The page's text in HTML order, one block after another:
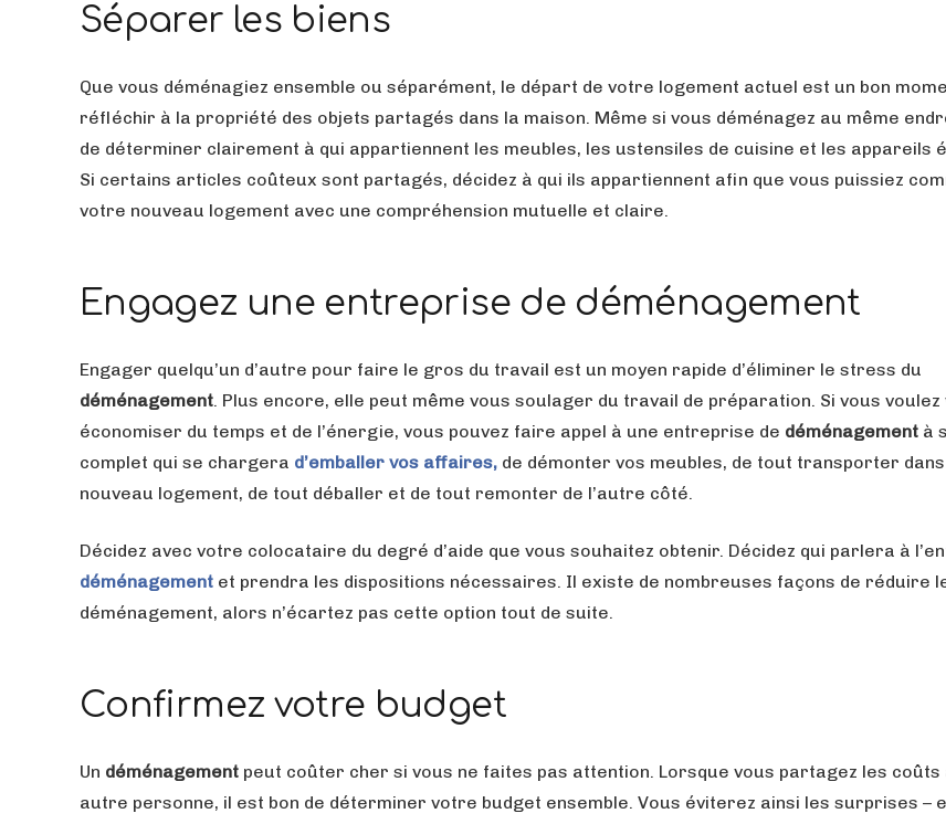
Séparer les biens
Que vous déménagiez ensemble ou séparément, le départ de votre logement actuel est un bon
réfléchir à la propriété des objets partagés dans la maison. Même si vous déménagez au même
de déterminer clairement à qui appartiennent les meubles, les ustensiles de cuisine et les appareils
Si certains articles coûteux sont partagés, décidez à qui ils appartiennent afin que vous puissiez
votre nouveau logement avec une compréhension mutuelle et claire.
Engagez une entreprise de déménagement
Engager quelqu’un d’autre pour faire le gros du travail est un moyen rapide d’éliminer le stress du
déménagement. Plus encore, elle peut même vous soulager du travail de préparation. Si vous
économiser du temps et de l’énergie, vous pouvez faire appel à une entreprise de déménagement à
complet qui se chargera d’emballer vos affaires, de démonter vos meubles, de tout transporter
nouveau logement, de tout déballer et de tout remonter de l’autre côté.
Décidez avec votre colocataire du degré d’aide que vous souhaitez obtenir. Décidez qui parlera à
déménagement et prendra les dispositions nécessaires. Il existe de nombreuses façons de réduire
déménagement, alors n’écartez pas cette option tout de suite.
Confirmez votre budget
Un déménagement peut coûter cher si vous ne faites pas attention. Lorsque vous partagez les coûts
autre personne, il est bon de déterminer votre budget ensemble. Vous éviterez ainsi les surprises –